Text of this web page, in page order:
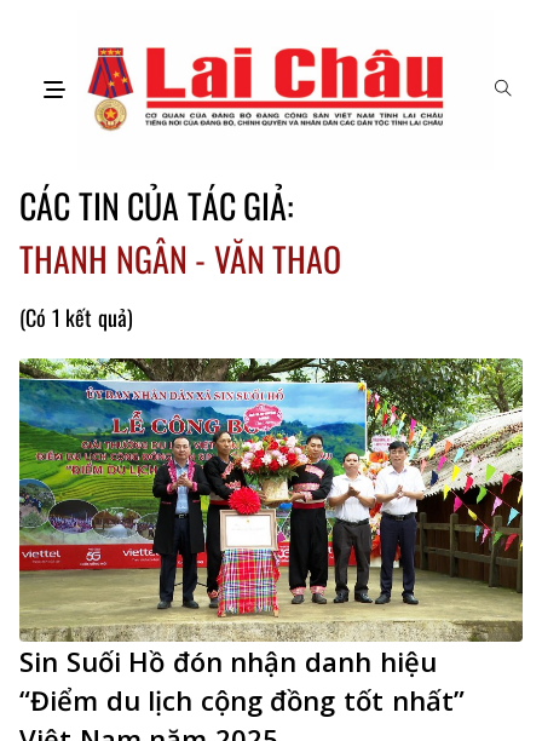
CÁC TIN CỦA TÁC GIẢ:
THANH NGÂN - VĂN THAO
(Có 1 kết quả)
Sin Suối Hồ đón nhận danh hiệu
“Điểm du lịch cộng đồng tốt nhất”